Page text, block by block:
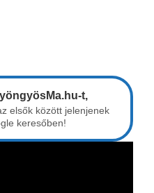
t,
elsők között jelenjenek
keresőben!